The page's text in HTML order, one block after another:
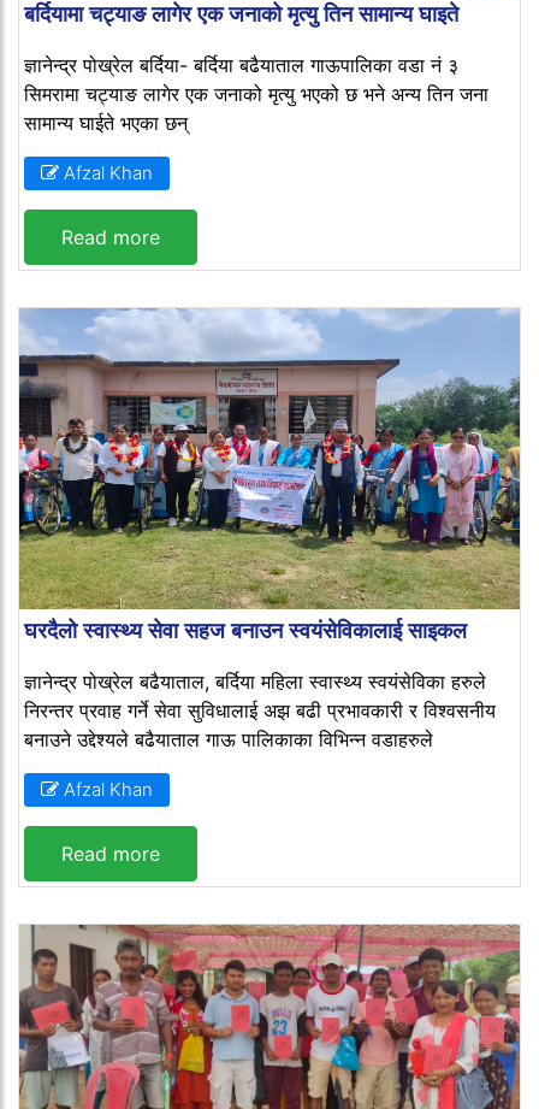
बर्दियामा चट्याङ लागेर एक जनाको मृत्यु तिन सामान्य घाइते
ज्ञानेन्द्र पोख्रेल बर्दिया- बर्दिया बढैयाताल गाऊपालिका वडा नं ३
सिमरामा चट्याङ लागेर एक जनाको मृत्यु भएको छ भने अन्य तिन जना
सामान्य घाईते भएका छन्
Afzal Khan
Read more
घरदैलो स्वास्थ्य सेवा सहज बनाउन स्वयंसेविकालाई साइकल
ज्ञानेन्द्र पोख्रेल बढैयाताल, बर्दिया महिला स्वास्थ्य स्वयंसेविका हरुले
निरन्तर प्रवाह गर्ने सेवा सुविधालाई अझ बढी प्रभावकारी र विश्वसनीय
बनाउने उद्देश्यले बढैयाताल गाऊ पालिकाका विभिन्न वडाहरुले
Afzal Khan
Read more